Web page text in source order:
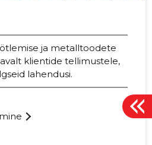
ja metalltoodete
klientide tellimustele,
lahendusi.